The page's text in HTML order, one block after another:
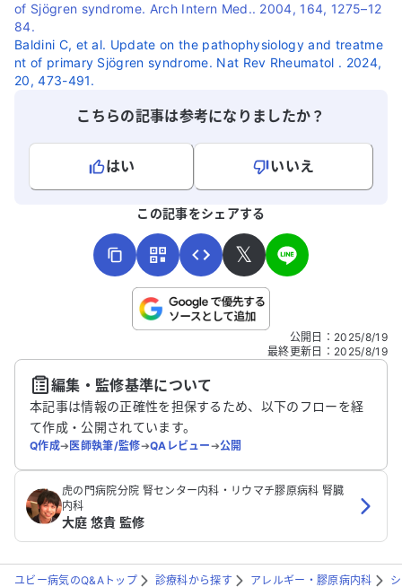
対処すれば良いのか、アドバイスをいただ
けると助かります。
感じています。 他の医師の意見
いか、アド
す。
of Sjögren syndrome. Arch Intern Med.. 2004, 164, 1275–12
84.
Baldini C, et al. Update on the pathophysiology and treatme
nt of primary Sjögren syndrome. Nat Rev Rheumatol . 2024,
20, 473-491.
こちらの記事は参考になりましたか？
はい
いいえ
こちらは送信専用のフォームです。氏名やご自身の病気の詳細な
送信する
この記事をシェアする
𝕏
公開日 ： 2025/8/19
最終更新日 ： 2025/8/19
編集・監修基準について
本記事は情報の正確性を担保するため、以下のフローを経
て作成・公開されています。
Q作成➔医師執筆/監修➔QAレビュー➔公開
虎の門病院分院 腎センター内科・リウマチ膠原病科 腎臓
内科
大庭 悠貴 監修
ユビー病気のQ&Aトップ 診療科から探す アレルギー・膠原病内科